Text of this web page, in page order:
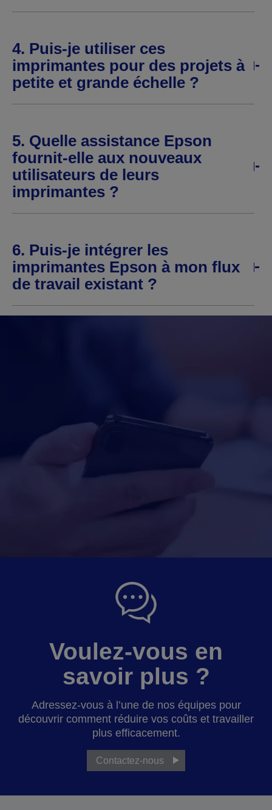
4. Puis-je utiliser ces
imprimantes pour des projets à
petite et grande échelle ?
5. Quelle assistance Epson
fournit-elle aux nouveaux
utilisateurs de leurs
imprimantes ?
6. Puis-je intégrer les
imprimantes Epson à mon flux
de travail existant ?
Voulez-vous en
savoir plus ?
Adressez-vous à l’une de nos équipes pour
découvrir comment réduire vos coûts et travailler
plus efficacement.
Contactez-nous